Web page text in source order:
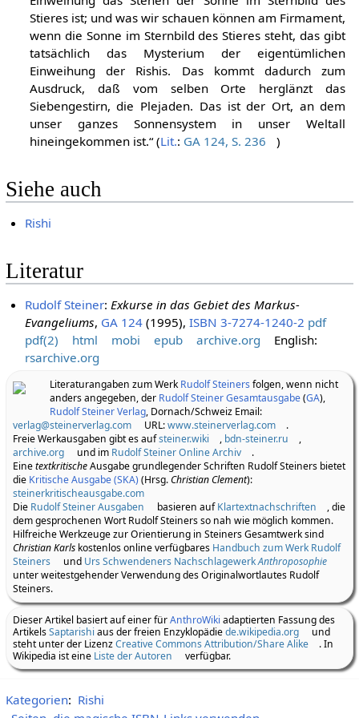
Stieres ist; und was wir schauen können am Firmament,
wenn die Sonne im Sternbild des Stieres steht, das gibt
tatsächlich das Mysterium der eigentümlichen
Einweihung der Rishis. Das kommt dadurch zum
Ausdruck, daß vom selben Orte herglänzt das
Siebengestirn, die Plejaden. Das ist der Ort, an dem
unser ganzes Sonnensystem in unser Weltall
hineingekommen ist.“ (Lit.: GA 124, S. 236 )
Siehe auch
Rishi
Literatur
Rudolf Steiner: Exkurse in das Gebiet des Markus-
Evangeliums, GA 124 (1995),ISBN 3-7274-1240-2 pdf
pdf(2)
html mobi epub archive.org
English:
rsarchive.org
Literaturangaben zum WerkRudolf Steinersfolgen, wenn nicht
anders angegeben, der Rudolf Steiner Gesamtausgabe(GA),
Rudolf Steiner Verlag, Dornach/Schweiz Email:
verlag@steinerverlag.com
URL:www.steinerverlag.com
.
Freie Werkausgaben gibt es aufsteiner.wiki , bdn-steiner.ru
,
archive.org
und im Rudolf Steiner Online Archiv
.
EinetextkritischeAusgabe grundlegender Schriften Rudolf Steiners bietet
die Kritische Ausgabe (SKA)(Hrsg.Christian Clement):
steinerkritischeausgabe.com
Die Rudolf Steiner Ausgaben basieren aufKlartextnachschriften
, die
dem gesprochenen Wort Rudolf Steiners so nah wie möglich kommen.
Hilfreiche Werkzeuge zur Orientierung in Steiners Gesamtwerk sind
Christian Karlskostenlos online verfügbares Handbuch zum Werk Rudolf
Steiners
und Urs Schwendeners NachschlagewerkAnthroposophie
unter weitestgehender Verwendung des Originalwortlautes Rudolf
Steiners.
Dieser Artikel basiert auf einer fürAnthroWiki adaptierten Fassung des
ArtikelsSaptarishi aus der freien Enzyklopädiede.wikipedia.org
und
steht unter der LizenzCreative Commons Attribution/Share Alike
. In
Wikipedia ist eine Liste der Autoren verfügbar.
Kategorien: Rishi